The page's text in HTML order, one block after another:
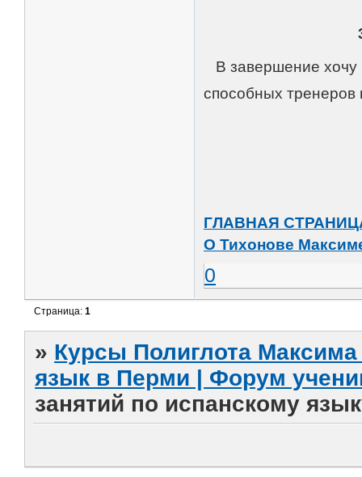
В завершение хочу
способных тренеров
ГЛАВНАЯ
О Тихонове
0
Страница:1
» Курсы Полиглота
язык в Перми | Форум
занятий по испанскому